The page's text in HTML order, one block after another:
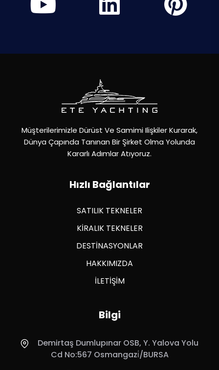
Müşterilerimizle Dürüst Ve Samimi Ilişkiler Kurarak,
Dünya Çapında Tanınan Bir Şirket Olma Yolunda
Kararlı Adımlar Atıyoruz.
Hızlı Bağlantılar
SATILIK TEKNELER
KİRALIK TEKNELER
DESTİNASYONLAR
HAKKIMIZDA
İLETİŞİM
Bilgi
Demirtaş Dumlupınar OSB, Y. Yalova Yolu
Cd No:567 Osmangazi̇/BURSA